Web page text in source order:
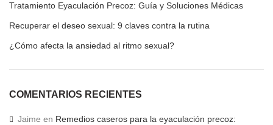
Tratamiento Eyaculación Precoz: Guía y Soluciones Médicas
Recuperar el deseo sexual: 9 claves contra la rutina
¿Cómo afecta la ansiedad al ritmo sexual?
COMENTARIOS RECIENTES
Jaime en Remedios caseros para la eyaculación precoz: